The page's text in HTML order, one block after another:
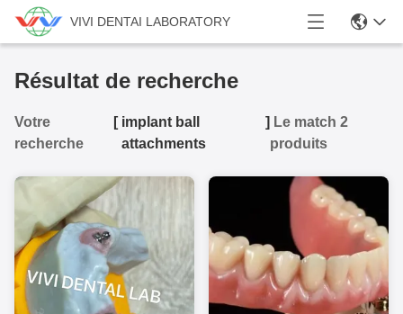
VIVI DENTAI LABORATORY
Résultat de recherche
Votre
recherche
[ implant ball
attachments
] Le match 2
produits